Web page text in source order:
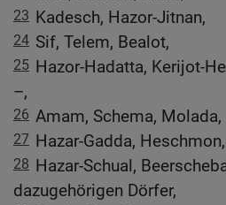
23 Kadesch, Hazor-Jitnan,
24 Sif, Telem, Bealot,
25 Hazor-Hadatta, Kerijot-
–,
26 Amam, Schema, Molada,
27 Hazar-Gadda,
28 Hazar-Schual,
dazugehörigen Dörfer,